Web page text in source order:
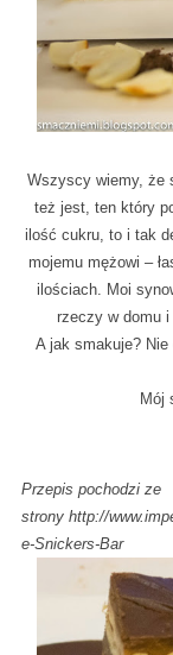
Wszyscy wiemy, że
też jest, ten który
ilość cukru, to i tak
mojemu mężowi –
ilościach. Moi
rzeczy w domu i
A jak smakuje?
Mój
Przepis pochodzi ze
strony http://
e-Snickers-Bar